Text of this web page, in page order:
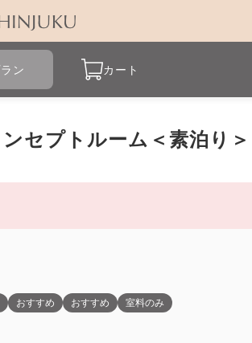
ン カート
セプトルーム＜素泊り＞
おすすめ おすすめ 室料のみ